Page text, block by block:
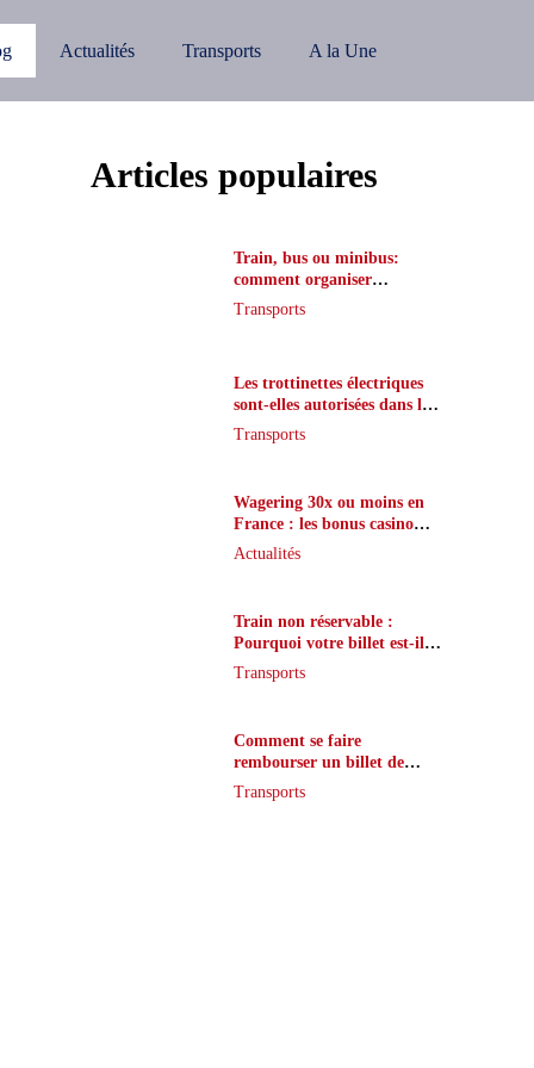
Actualités Transports A la Une
Articles populaires
Train, bus ou minibus:
comment organiser
l’itinéraire en France
Transports
Les trottinettes électriques
sont-elles autorisées dans le
métro ?
Transports
Wagering 30x ou moins en
France : les bonus casino
que peu de joueurs
Actualités
Train non réservable :
Pourquoi votre billet est-il
inaccessible ?
Transports
Comment se faire
rembourser un billet de
train en cas de retard ?
Transports